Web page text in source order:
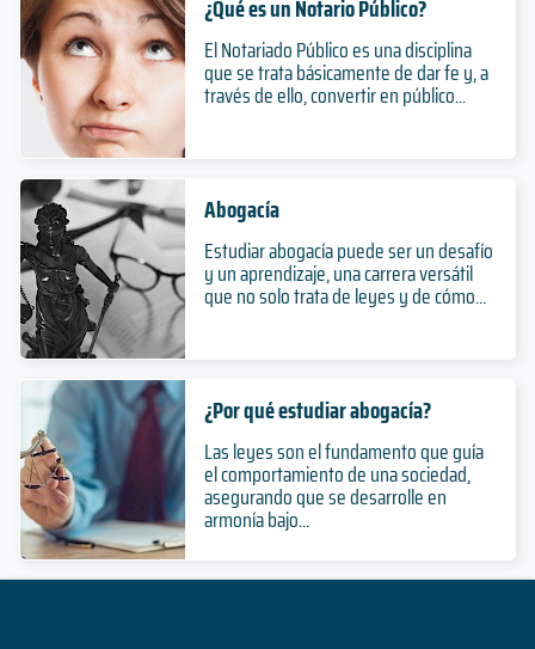
¿Qué es un Notario Público?
El Notariado Público es una disciplina
que se trata básicamente de dar fe y, a
través de ello, convertir en público...
Abogacía
Estudiar abogacía puede ser un desafío
y un aprendizaje, una carrera versátil
que no solo trata de leyes y de cómo...
¿Por qué estudiar abogacía?
Las leyes son el fundamento que guía
el comportamiento de una sociedad,
asegurando que se desarrolle en
armonía bajo...